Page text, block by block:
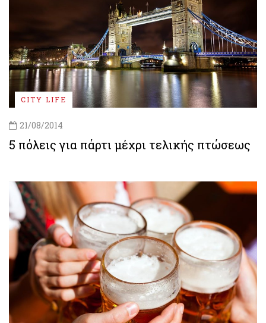
CITY LIFE
21/08/2014
5 πόλεις για πάρτι μέχρι τελικής πτώσεως